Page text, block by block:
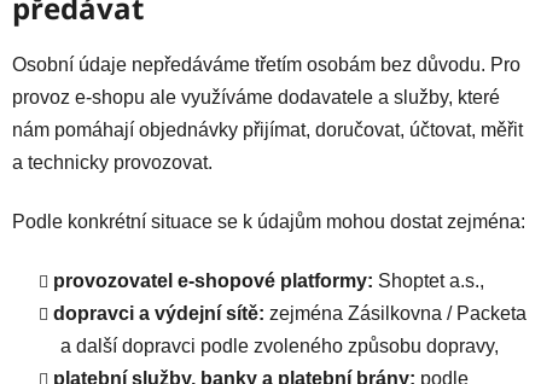
předávat
Osobní údaje nepředáváme třetím osobám bez důvodu. Pro
provoz e-shopu ale využíváme dodavatele a služby, které
nám pomáhají objednávky přijímat, doručovat, účtovat, měřit
a technicky provozovat.
Podle konkrétní situace se k údajům mohou dostat zejména:
provozovatel e-shopové platformy: Shoptet a.s.,
dopravci a výdejní sítě: zejména Zásilkovna / Packeta
a další dopravci podle zvoleného způsobu dopravy,
platební služby, banky a platební brány: podle